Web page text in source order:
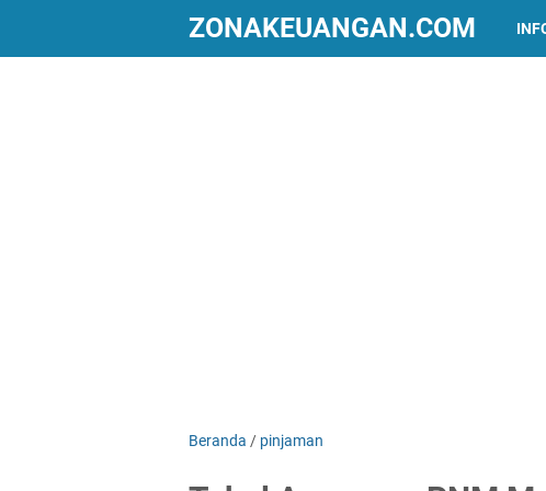
ZONAKEUANGAN.COM
Beranda / pinjaman